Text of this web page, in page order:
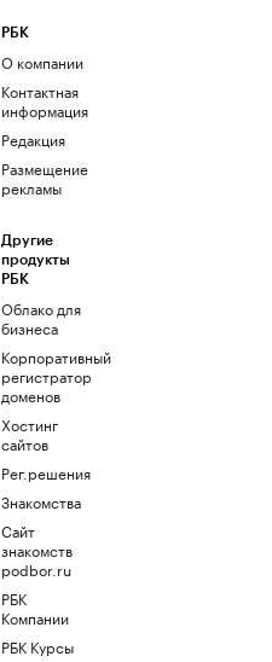
РБК
О компании
Контактная
информация
Редакция
Размещение
рекламы
Другие
продукты
РБК
Облако для
бизнеса
Корпоративный
регистратор
доменов
Хостинг
сайтов
Рег.решения
Знакомства
Сайт
знакомств
podbor.ru
РБК
Компании
РБК Курсы